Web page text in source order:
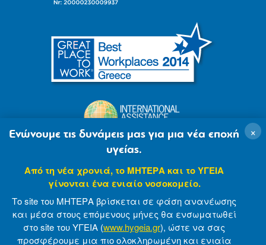
© 2007-2021 MITERA S.A Privacy Policy
×
Ενώνουμε τις δυνάμεις μας για μια νέα εποχή
υγείας.
Από τη νέα χρονιά, το ΜΗΤΕΡΑ και το ΥΓΕΙΑ
γίνονται ένα ενιαίο νοσοκομείο.
Το site του ΜΗΤΕΡΑ βρίσκεται σε φάση ανανέωσης
και μέσα στους επόμενους μήνες θα ενσωματωθεί
στο site του ΥΓΕΙΑ (www.hygeia.gr), ώστε να σας
προσφέρουμε μια πιο ολοκληρωμένη και ενιαία